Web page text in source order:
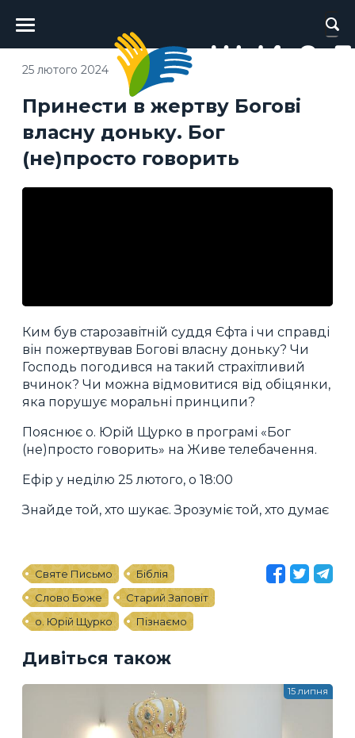
Головне
меню
Принести в жертву Богові
власну доньку. Бог
(не)просто говорить
25 лютого 2024
Ким був старозавітній суддя Єфта і чи справді
він пожертвував Богові власну доньку? Чи
Господь погодився на такий страхітливий
вчинок? Чи можна відмовитися від обіцянки,
яка порушує моральні принципи?
Пояснює о. Юрій Щурко в програмі «Бог
(не)просто говорить» на Живе телебачення.
Ефір у неділю 25 лютого, о 18:00
Знайде той, хто шукає. Зрозуміє той, хто думає
Святе Письмо
Біблія
Слово Боже
Старий Заповіт
о. Юрій Щурко
Пізнаємо
Дивіться також
15 липня